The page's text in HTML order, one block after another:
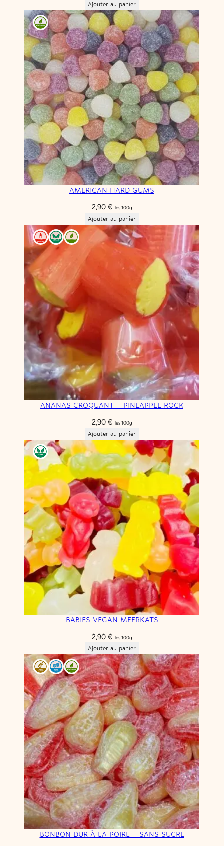
Ajouter au panier
AMERICAN HARD GUMS
2,90 € les 100g
Ajouter au panier
ANANAS CROQUANT – PINEAPPLE ROCK
2,90 € les 100g
Ajouter au panier
BABIES VEGAN MEERKATS
2,90 € les 100g
Ajouter au panier
BONBON DUR À LA POIRE – SANS SUCRE